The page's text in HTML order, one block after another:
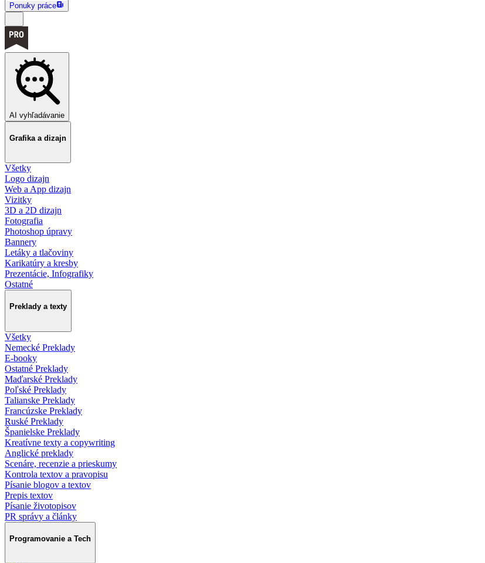
Ponuky práce
AI vyhľadávanie
Grafika a dizajn
Všetky
Logo dizajn
Web a App dizajn
Vizitky
3D a 2D dizajn
Fotografia
Photoshop úpravy
Bannery
Letáky a tlačoviny
Karikatúry a kresby
Prezentácie, Infografiky
Ostatné
Preklady a texty
Všetky
Nemecké Preklady
E-booky
Ostatné Preklady
Maďarské Preklady
Poľské Preklady
Talianske Preklady
Francúzske Preklady
Ruské Preklady
Španielske Preklady
Kreatívne texty a copywriting
Anglické preklady
Scenáre, recenzie a prieskumy
Kontrola textov a pravopisu
Písanie blogov a textov
Prepis textov
Písanie životopisov
PR správy a články
Programovanie a Tech